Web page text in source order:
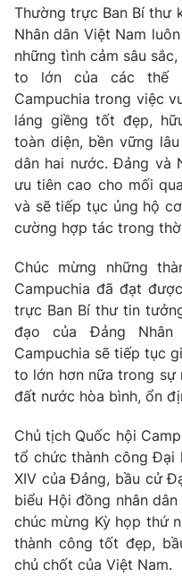
Giải sao mai
Sao
Làm đẹp
Chất lượng cuộc sống
Giáo dục
Tuyển sinh
Học trực tuyến
Công nghệ
Hitech Công nghệ
Sản phẩm
Thị trường
Tư vấn
Giao lưu trực tuyến
Lịch phát sóng
Chuyên mục khác
Emagazine
Photo
Video
VTV Sức khoẻ
Thị trường 24h
Thường trực Ban Bí thư
Nhân dân Việt Nam
những tình cảm sâu
to lớn của các thế
Campuchia trong việc
láng giềng tốt đẹp,
toàn diện, bền vững
dân hai nước. Đảng và
ưu tiên cao cho mối
và sẽ tiếp tục ủng hộ
cường hợp tác trong
Chúc mừng những
Campuchia đã đạt
trực Ban Bí thư tin
đạo của Đảng Nhân
Campuchia sẽ tiếp tục
to lớn hơn nữa trong sự
đất nước hòa bình, ổn
Chủ tịch Quốc hội
tổ chức thành công Đại
XIV của Đảng, bầu cử
biểu Hội đồng nhân
chúc mừng Kỳ họp thứ
thành công tốt đẹp,
chủ chốt của Việt Nam.